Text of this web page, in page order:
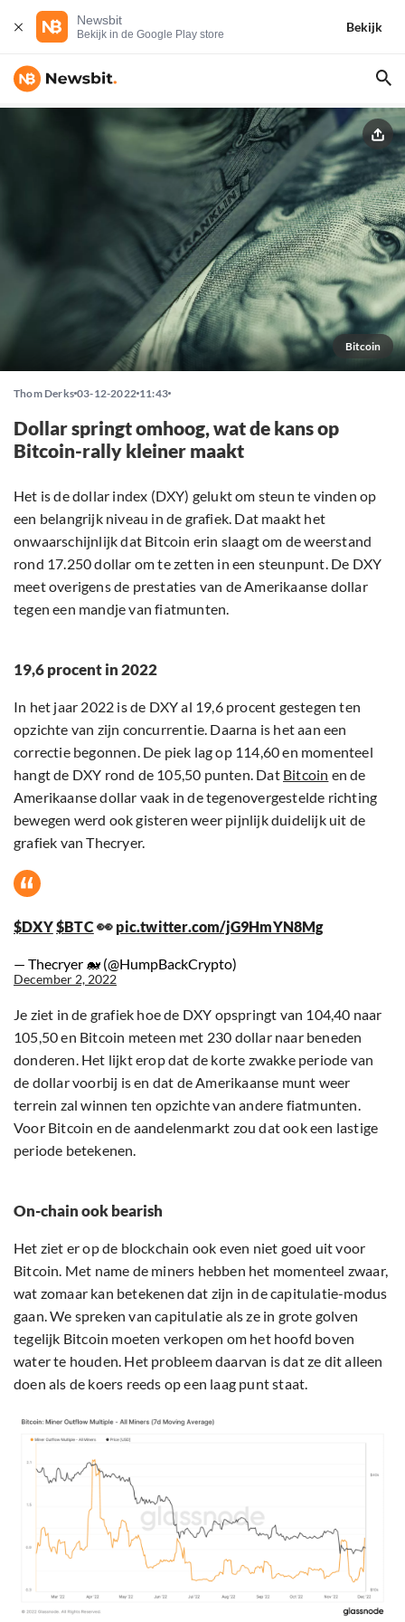
Newsbit
Bekijk in de Google Play store
Bekijk
Bitcoin
Thom Derks 03-12-2022 11:43
Dollar springt omhoog, wat de kans op
Bitcoin-rally kleiner maakt
Het is de dollar index (DXY) gelukt om steun te vinden op
een belangrijk niveau in de grafiek. Dat maakt het
onwaarschijnlijk dat Bitcoin erin slaagt om de weerstand
rond 17.250 dollar om te zetten in een steunpunt. De DXY
meet overigens de prestaties van de Amerikaanse dollar
tegen een mandje van fiatmunten.
19,6 procent in 2022
In het jaar 2022 is de DXY al 19,6 procent gestegen ten
opzichte van zijn concurrentie. Daarna is het aan een
correctie begonnen. De piek lag op 114,60 en momenteel
hangt de DXY rond de 105,50 punten. Dat Bitcoin en de
Amerikaanse dollar vaak in de tegenovergestelde richting
bewegen werd ook gisteren weer pijnlijk duidelijk uit de
grafiek van Thecryer.
$DXY$BTC👀 pic.twitter.com/jG9HmYN8Mg
— Thecryer 🐋 (@HumpBackCrypto)
December 2, 2022
Je ziet in de grafiek hoe de DXY opspringt van 104,40 naar
105,50 en Bitcoin meteen met 230 dollar naar beneden
donderen. Het lijkt erop dat de korte zwakke periode van
de dollar voorbij is en dat de Amerikaanse munt weer
terrein zal winnen ten opzichte van andere fiatmunten.
Voor Bitcoin en de aandelenmarkt zou dat ook een lastige
periode betekenen.
On-chain ook bearish
Het ziet er op de blockchain ook even niet goed uit voor
Bitcoin. Met name de miners hebben het momenteel zwaar,
wat zomaar kan betekenen dat zijn in de capitulatie-modus
gaan. We spreken van capitulatie als ze in grote golven
tegelijk Bitcoin moeten verkopen om het hoofd boven
water te houden. Het probleem daarvan is dat ze dit alleen
doen als de koers reeds op een laag punt staat.